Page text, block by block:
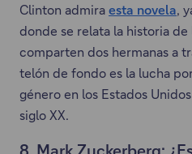
e
t
a
b
r
i
r
á
Clinton admiraesta novela
E
s
t
e
e
n
l
,
donde se relata la historia
comparten dos hermanas a
telón de fondo es la lucha
género en los Estados
siglo XX.